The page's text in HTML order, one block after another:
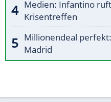
Medien: Infantino
Krisentreffen
Millionendeal
Madrid